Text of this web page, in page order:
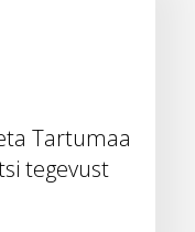
Tartumaa
tegevust